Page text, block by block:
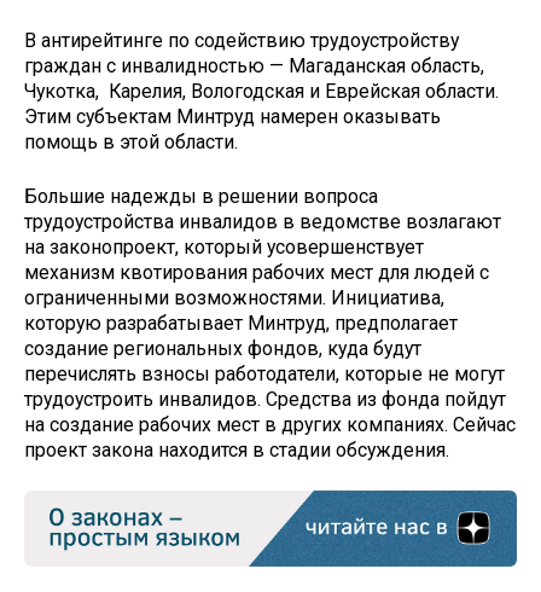
В антирейтинге по содействию трудоустройству
граждан с инвалидностью — Магаданская область,
Чукотка, Карелия, Вологодская и Еврейская области.
Этим субъектам Минтруд намерен оказывать
помощь в этой области.
Большие надежды в решении вопроса
трудоустройства инвалидов в ведомстве возлагают
на законопроект, который усовершенствует
механизм квотирования рабочих мест для людей с
ограниченными возможностями. Инициатива,
которую разрабатывает Минтруд, предполагает
создание региональных фондов, куда будут
перечислять взносы работодатели, которые не могут
трудоустроить инвалидов. Средства из фонда пойдут
на создание рабочих мест в других компаниях. Сейчас
проект закона находится в стадии обсуждения.